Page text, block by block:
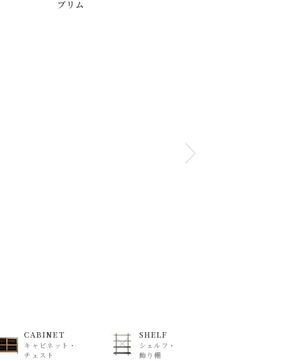
ブリム
CABINET
キャビネット・
チェスト
SHELF
シェルフ・
飾り棚